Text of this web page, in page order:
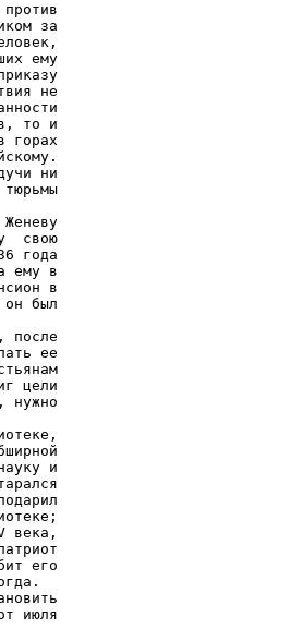
против
за
ему
не
то и
горах
ни
Женеву
свою
года
ему в
в
был
после
ее
цели
нужно
и
века,
его
июля